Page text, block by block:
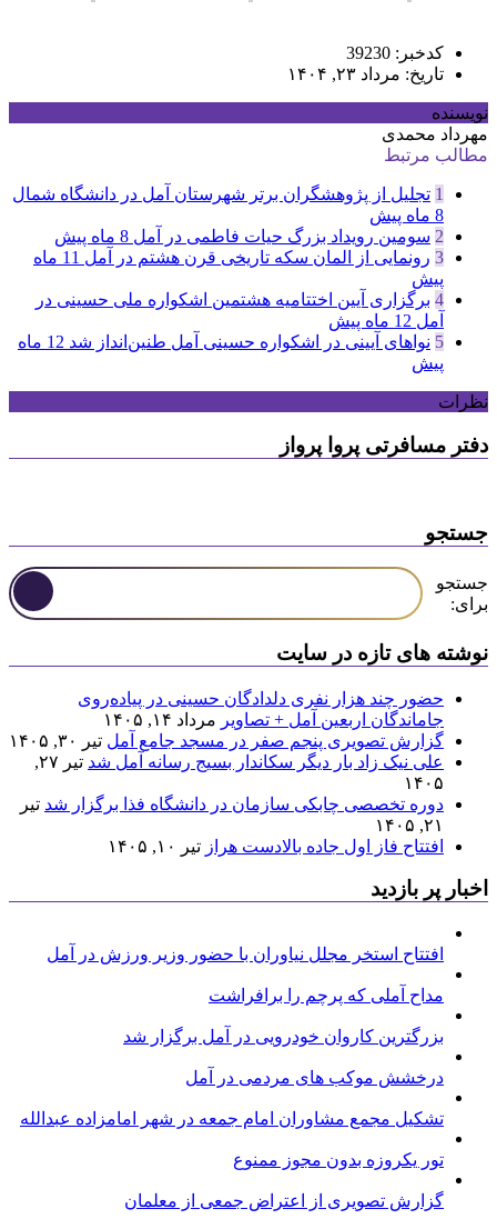
کدخبر: 39230
تاریخ: مرداد ۲۳, ۱۴۰۴
نویسنده
مهرداد محمدی
مطالب مرتبط
1 تجلیل از پژوهشگران برتر شهرستان آمل در دانشگاه شمال
8 ماه پیش
2 سومین رویداد بزرگ حیات فاطمی در آمل 8 ماه پیش
3 رونمایی از المان سکه تاریخی قرن هشتم در آمل
11 ماه
پیش
4 برگزاری آیین اختتامیه هشتمین اشکواره ملی حسینی در
آمل 12 ماه پیش
5 نواهای آیینی در اشکواره حسینی آمل طنین‌انداز شد
12 ماه
پیش
نظرات
دفتر مسافرتی پروا پرواز
جستجو
جستجو
برای:
نوشته های تازه در سایت
حضور چند هزار نفری دلدادگان حسینی در پیاده‌روی
جاماندگان اربعین آمل + تصاویر مرداد ۱۴, ۱۴۰۵
گزارش تصویری پنجم صفر در مسجد جامع آمل تیر ۳۰, ۱۴۰۵
علی نیک زاد بار دیگر سکاندار بسیج رسانه آمل شد
تیر ۲۷,
۱۴۰۵
دوره تخصصی چابکی سازمان در دانشگاه فذا برگزار شد تیر
۲۱, ۱۴۰۵
افتتاح فاز اول جاده بالادست هراز تیر ۱۰, ۱۴۰۵
اخبار پر بازدید
افتتاح استخر مجلل نیاوران با حضور وزیر ورزش در آمل
مداح آملی که پرچم را برافراشت
بزرگترین کاروان خودرویی در آمل برگزار شد
درخشش موکب های مردمی در آمل
تشکیل مجمع مشاوران امام جمعه در شهر امامزاده عبدالله
تور یکروزه بدون مجوز ممنوع
گزارش تصویری از اعتراض جمعی از معلمان